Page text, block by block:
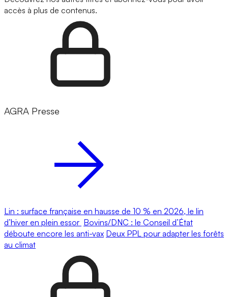
accès à plus de contenus.
AGRA Presse
Lin : surface française en hausse de 10 % en 2026, le lin
d’hiver en plein essor Bovins/DNC : le Conseil d’État
déboute encore les anti-vax Deux PPL pour adapter les forêts
au climat